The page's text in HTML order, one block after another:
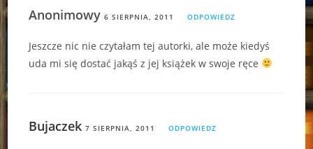
Anonimowy6 SIERPNIA, 2011 ODPOWIEDZ
Jeszcze nic nie czytałam tej autorki, ale może kiedyś
uda mi się dostać jakąś z jej książek w swoje ręce
Bujaczek 7 SIERPNIA, 2011 ODPOWIEDZ